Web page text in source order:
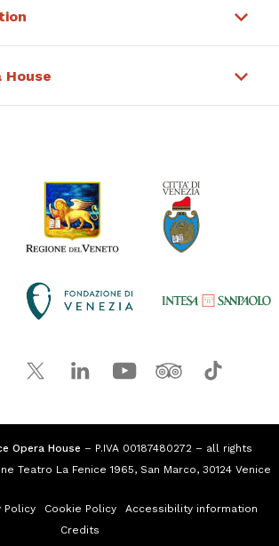
House
Opera House – P.IVA 00187480272 – all rights
Teatro La Fenice 1965, San Marco, 30124 Venice
Policy Cookie Policy
Accessibility information
Credits